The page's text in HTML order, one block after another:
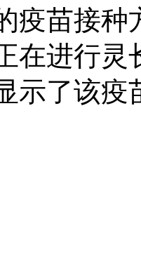
疫苗接种
在进行灵
示了该疫